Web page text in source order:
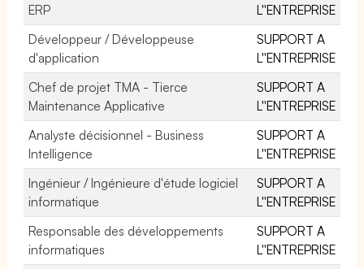
ERP
L''ENTREPRISE
Développeur / Développeuse
d'application
SUPPORT A
L''ENTREPRISE
Chef de projet TMA - Tierce
Maintenance Applicative
SUPPORT A
L''ENTREPRISE
Analyste décisionnel - Business
Intelligence
SUPPORT A
L''ENTREPRISE
Ingénieur / Ingénieure d'étude logiciel
informatique
SUPPORT A
L''ENTREPRISE
Responsable des développements
informatiques
SUPPORT A
L''ENTREPRISE